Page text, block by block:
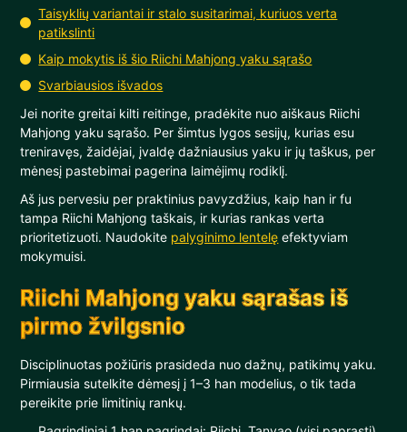
Taisyklių variantai ir stalo susitarimai, kuriuos verta
patikslinti
Kaip mokytis iš šio Riichi Mahjong yaku sąrašo
Svarbiausios išvados
Jei norite greitai kilti reitinge, pradėkite nuo aiškaus Riichi
Mahjong yaku sąrašo. Per šimtus lygos sesijų, kurias esu
treniravęs, žaidėjai, įvaldę dažniausius yaku ir jų taškus, per
mėnesį pastebimai pagerina laimėjimų rodiklį.
Aš jus pervesiu per praktinius pavyzdžius, kaip han ir fu
tampa Riichi Mahjong taškais, ir kurias rankas verta
prioritetizuoti. Naudokite palyginimo lentelę efektyviam
mokymuisi.
Riichi Mahjong yaku sąrašas iš
pirmo žvilgsnio
Disciplinuotas požiūris prasideda nuo dažnų, patikimų yaku.
Pirmiausia sutelkite dėmesį į 1–3 han modelius, o tik tada
pereikite prie limitinių rankų.